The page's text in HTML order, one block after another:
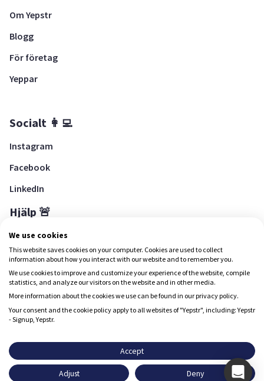
Om Yepstr
Blogg
För företag
Yeppar
Socialt 👩‍💻
Instagram
Facebook
LinkedIn
Hjälp 🚨
Hjälpcenter
Ladda ned Yepstr
Ladda ned Yepstr
Yepstr AB • Org. 556997-9817 • Skeppsbron 28, 111 30
Stockholm
upplevelse.
We use cookies
This website saves cookies on your computer. Cookies are used to collect
information about how you interact with our website and to remember you.
We use cookies to improve and customize your experience of the website, compile
statistics, and analyze our visitors on the website and in other media.
More information about the cookies we use can be found in our privacy policy.
Your consent and the cookie policy apply to all websites of "Yepstr", including: Yepstr
- Signup, Yepstr.
Accept
Adjust Deny